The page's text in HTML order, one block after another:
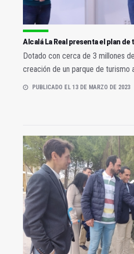
Alcalá La Real presenta el plan
Dotado con cerca de 3 millones
creación de un parque de turismo
PUBLICADO EL 13 DE MARZO DE 2023